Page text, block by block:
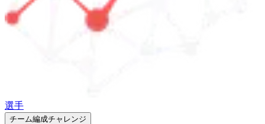
選手
チーム編成チャレンジ